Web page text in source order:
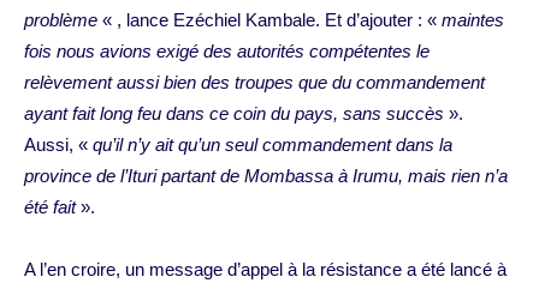
problème « , lance Ezéchiel Kambale. Et d’ajouter : « maintes
fois nous avions exigé des autorités compétentes le
relèvement aussi bien des troupes que du commandement
ayant fait long feu dans ce coin du pays, sans succès ».
Aussi, « qu’il n’y ait qu’un seul commandement dans la
province de l’Ituri partant de Mombassa à Irumu, mais rien n’a
été fait».
A l’en croire, un message d’appel à la résistance a été lancé à